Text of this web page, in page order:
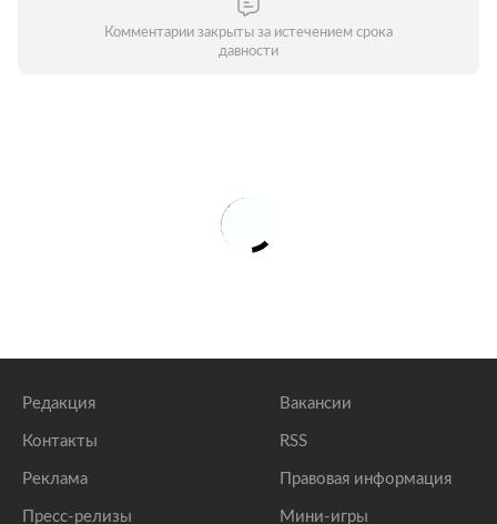
Комментарии закрыты за истечением срока
давности
Редакция
Контакты
Реклама
Пресс-релизы
Вакансии
RSS
Правовая информация
Мини-игры